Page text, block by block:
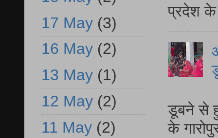
प्रदेश
डूबने से
के
17 May (3)
16 May (2)
13 May (1)
12 May (2)
11 May (2)